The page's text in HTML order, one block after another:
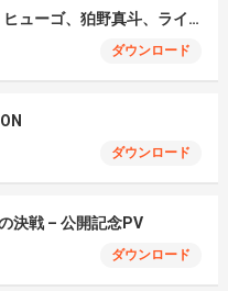
モエチャッカファイア – ヒューゴ、狛野真斗、ライト、セヴェリアン (Cover )
ダウンロード
ダウンロード
決戦 – 公開記念PV
ダウンロード